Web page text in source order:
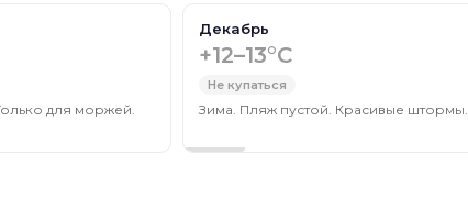
для моржей.
Декабрь
+12–13°C
Не купаться
Зима. Пляж пустой. Красивые штормы.